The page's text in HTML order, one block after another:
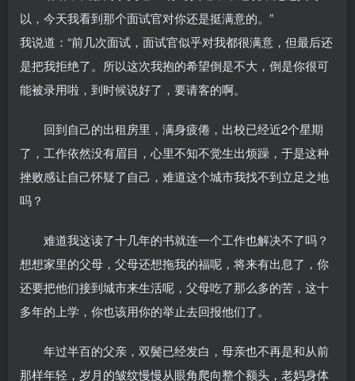
以，今天我看到那个面试官对你还是挺满意的。”
我说道：“前几次面试，面试官似乎对我都很满意，但最后还
是把我拒绝了。所以这次我抱的希望倒是不大，倒是你很可
能被录用啦，到时候说好了，要请客的啊。
回到自己的出租房里，满身疲倦，出校已经近2个星期
了，工作依然没有眉目，心里不知不觉生出烦躁，于是这种
挫败感让自己怀疑了自己，难道这个城市我找不到立足之地
吗？
难道我这读了十几年的书就连一个工作也解决不了吗？
想想家里的父母，父母还想拖我的福呢，将来有出息了，你
还要把他们接到城市来生活呢，父母吃了那么多的苦，这十
多年的上学，你也该用你的举止去回报他们了。
年过半百的父亲，双鬓已经发白，母亲也不再是和从前
那样年轻，岁月的皱纹慢慢从眼角爬向整个额头，老妈身体